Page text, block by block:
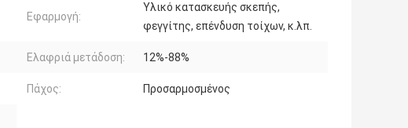
Εφαρμογή:
Υλικό κατασκευής σκεπής,
φεγγίτης, επένδυση τοίχων, κ.λπ.
Ελαφριά μετάδοση: 12%-88%
Πάχος: Προσαρμοσμένος